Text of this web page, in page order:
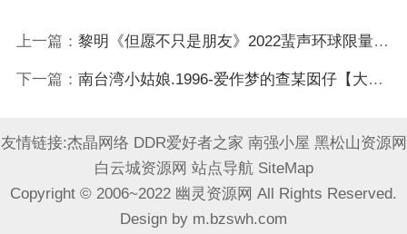
上一篇： 黎明《但愿不只是朋友》2022蜚声环球限量版 [WAV+CUE][1G]
下一篇： 南台湾小姑娘.1996-爱作梦的查某囡仔【大旗】【WAV+CUE】
友情链接:杰晶网络 DDR爱好者之家 南强小屋 黑松山资源网
白云城资源网 站点导航 SiteMap
Copyright © 2006~2022 幽灵资源网 All Rights Reserved.
Design by m.bzswh.com